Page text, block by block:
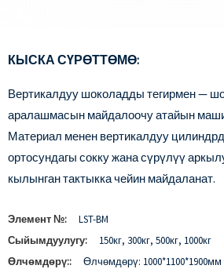
КЫСКА СҮРӨТТӨМӨ:
Вертикалдуу шоколадды тегирмен —
аралашмасын майдалоочу атайын
Материал менен вертикалдуу
ортосундагы сокку жана сүрүлүү
кылынган тактыкка чейин майдаланат.
Элемент №:
LST-BM
Сыйымдуулугу:
150кг, 300кг, 500кг, 1000кг
Өлчөмдөрү::
Өлчөмдөрү: 1000*1100*1900мм